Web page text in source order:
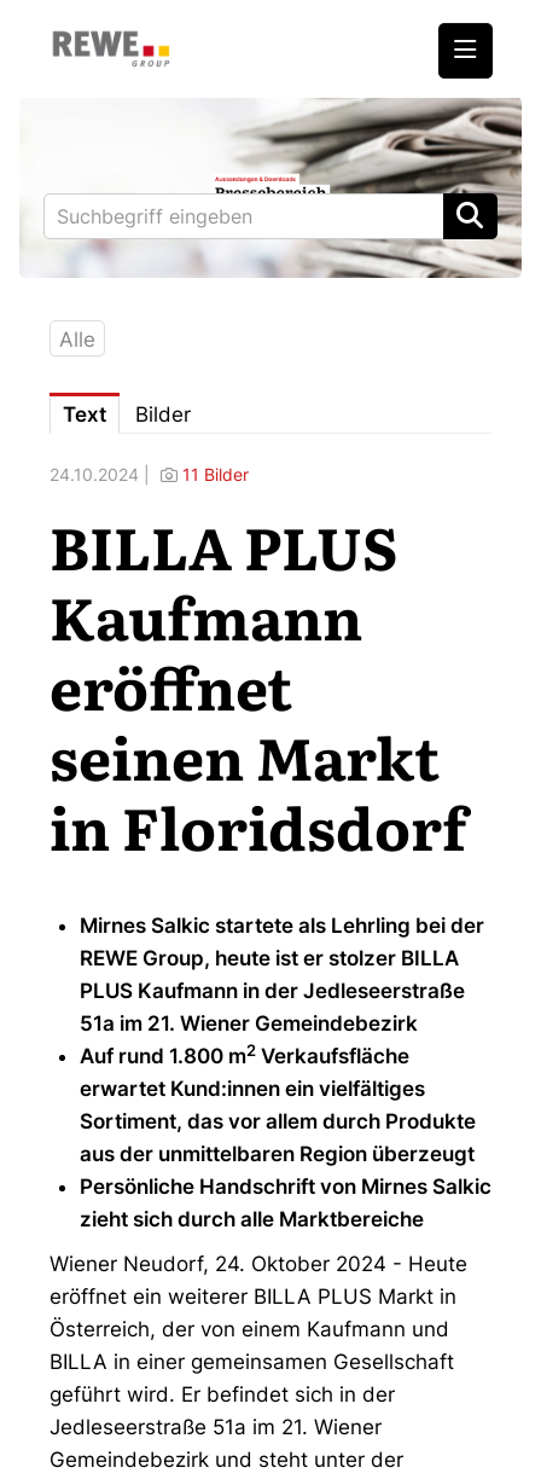
REWE International AG
BILLA
PENNY
BIPA
Downloads
Fotos – Vorstand
Kontakt
Alle
Text Bilder
24.10.2024 | 11 Bilder
BILLA PLUS
Kaufmann
eröffnet
seinen Markt
in Floridsdorf
Mirnes Salkic startete als Lehrling bei der
REWE Group, heute ist er stolzer BILLA
PLUS Kaufmann in der Jedleseerstraße
51a im 21. Wiener Gemeindebezirk
Auf rund 1.800 m2 Verkaufsfläche
erwartet Kund:innen ein vielfältiges
Sortiment, das vor allem durch Produkte
aus der unmittelbaren Region überzeugt
Persönliche Handschrift von Mirnes Salkic
zieht sich durch alle Marktbereiche
Wiener Neudorf, 24. Oktober 2024 - Heute
eröffnet ein weiterer BILLA PLUS Markt in
Österreich, der von einem Kaufmann und
BILLA in einer gemeinsamen Gesellschaft
geführt wird. Er befindet sich in der
Jedleseerstraße 51a im 21. Wiener
Gemeindebezirk und steht unter der